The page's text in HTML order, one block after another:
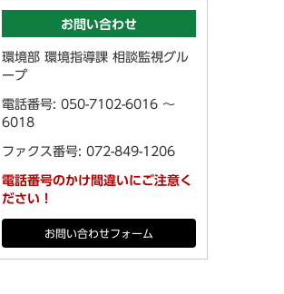
お問い合わせ
環境部 環境指導課 相談監視グル
ープ
電話番号: 050-7102-6016 ～
6018
ファクス番号: 072-849-1206
電話番号のかけ間違いにご注意く
ださい！
お問い合わせフォーム